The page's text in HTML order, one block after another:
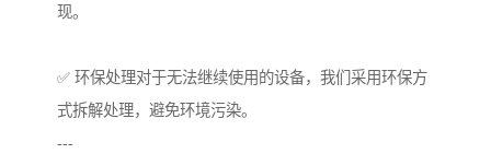
现。
✅ 环保处理对于无法继续使用的设备，我们采用环保方
式拆解处理，避免环境污染。
---